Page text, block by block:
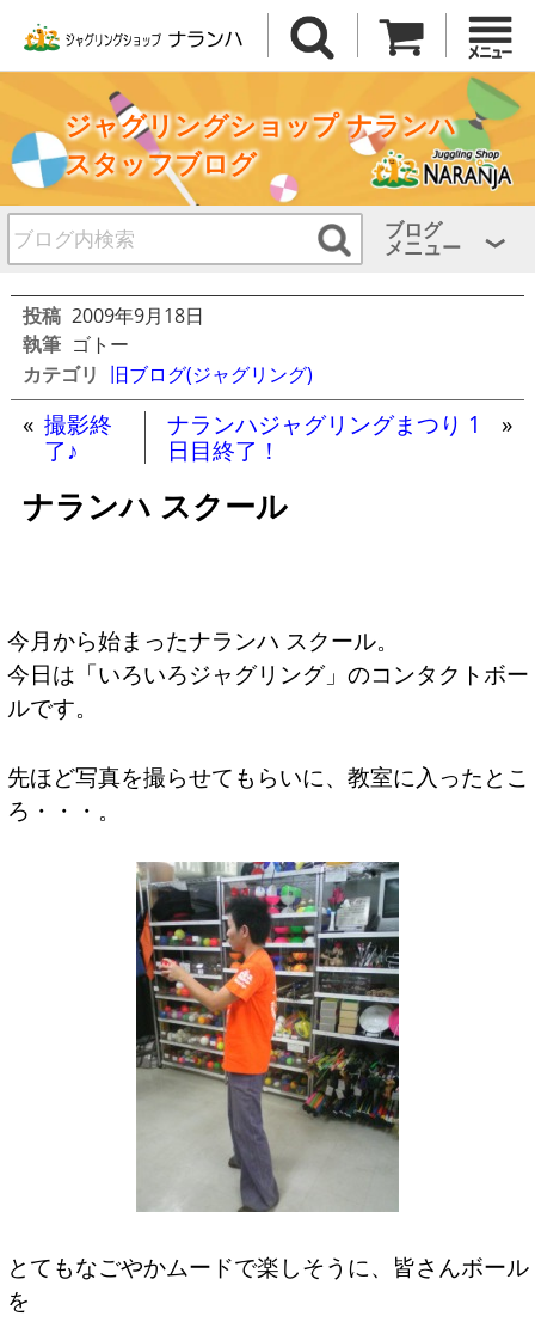
ジャグリングショップ ナランハ
スタッフブログ
ブログ
メニュー
投稿 2009年9月18日
執筆 ゴトー
カテゴリ 旧ブログ(ジャグリング)
« 撮影終
了♪
ナランハジャグリングまつり 1
日目終了！
»
ナランハ スクール
今月から始まったナランハ スクール。
今日は「いろいろジャグリング」のコンタクトボー
ルです。
先ほど写真を撮らせてもらいに、教室に入ったとこ
ろ・・・。
とてもなごやかムードで楽しそうに、皆さんボール
を